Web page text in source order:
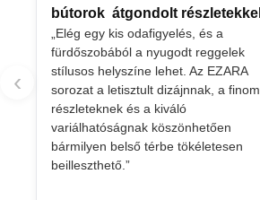
bútorok átgondolt részletekkel
„Elég egy kis odafigyelés, és a
fürdőszobából a nyugodt reggelek
stílusos helyszíne lehet. Az EZARA
sorozat a letisztult dizájnnak, a finom
részleteknek és a kiváló
variálhatóságnak köszönhetően
bármilyen belső térbe tökéletesen
beilleszthető.”
‹